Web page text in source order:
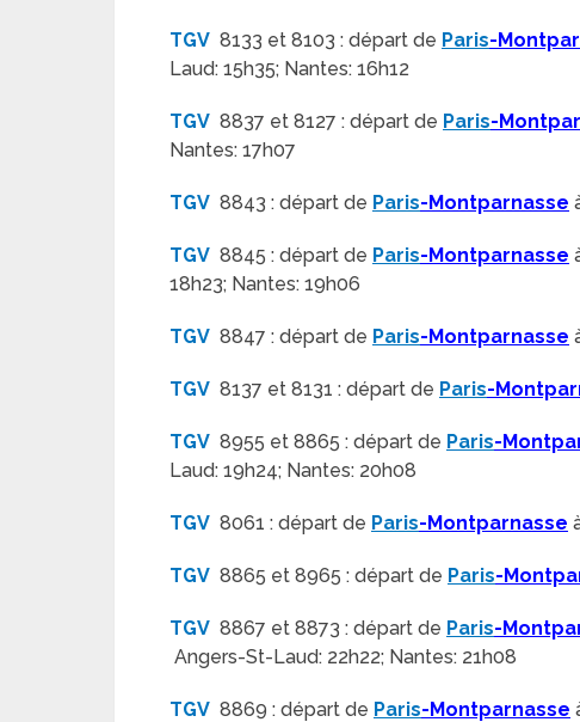
TGV 8133 et 8103 : départ de Paris-
Laud: 15h35; Nantes: 16h12
TGV 8837 et 8127 : départ de Paris-
Nantes: 17h07
TGV 8843 : départ de Paris-Montparnasse
TGV 8845 : départ de Paris-Montparnasse
18h23; Nantes: 19h06
TGV 8847 : départ de Paris-Montparnasse
TGV 8137 et 8131 : départ de Paris-
TGV 8955 et 8865 : départ de Paris-
Laud: 19h24; Nantes: 20h08
TGV 8061 : départ de Paris-Montparnasse
TGV 8865 et 8965 : départ de Paris-
TGV 8867 et 8873 : départ de Paris-
Angers-St-Laud: 22h22; Nantes: 21h08
TGV 8869 : départ de Paris-Montparnasse